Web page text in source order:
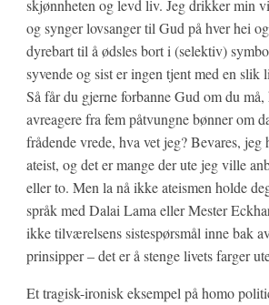
skjønnheten og levd liv. Jeg drikker min
og synger lovsanger til Gud på hver hei
dyrebart til å ødsles bort i (selektiv)
syvende og sist er ingen tjent med en slik
Så får du gjerne forbanne Gud om du
avreagere fra fem påtvungne bønner om
frådende vrede, hva vet jeg? Bevares,
ateist, og det er mange der ute jeg ville
eller to. Men la nå ikke ateismen holde
språk med Dalai Lama eller Mester
ikke tilværelsens sistespørsmål inne bak
prinsipper – det er å stenge livets farger
Et tragisk-ironisk eksempel på homo